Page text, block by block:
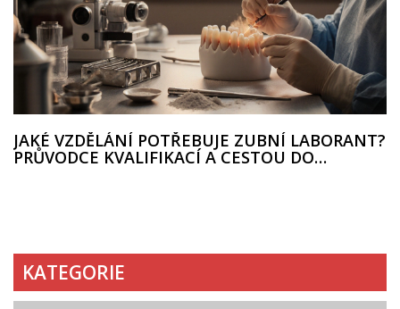
JAKÉ VZDĚLÁNÍ POTŘEBUJE ZUBNÍ LABORANT?
PRŮVODCE KVALIFIKACÍ A CESTOU DO
KATEGORIE